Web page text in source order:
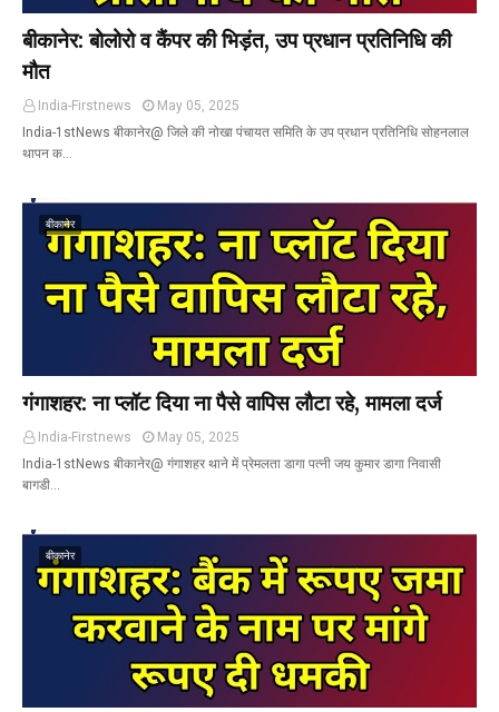
बीकानेर: बोलोरो व कैंपर की भिड़ंत, उप प्रधान प्रतिनिधि की
मौत
India-Firstnews
May 05, 2025
India-1stNews बीकानेर@ जिले की नोखा पंचायत समिति के उप प्रधान प्रतिनिधि सोहनलाल
थापन क…
बीकानेर
गंगाशहर: ना प्लॉट दिया ना पैसे वापिस लौटा रहे, मामला दर्ज
India-Firstnews
May 05, 2025
India-1stNews बीकानेर@ गंगाशहर थाने में प्रेमलता डागा पत्नी जय कुमार डागा निवासी
बागडी…
बीकानेर